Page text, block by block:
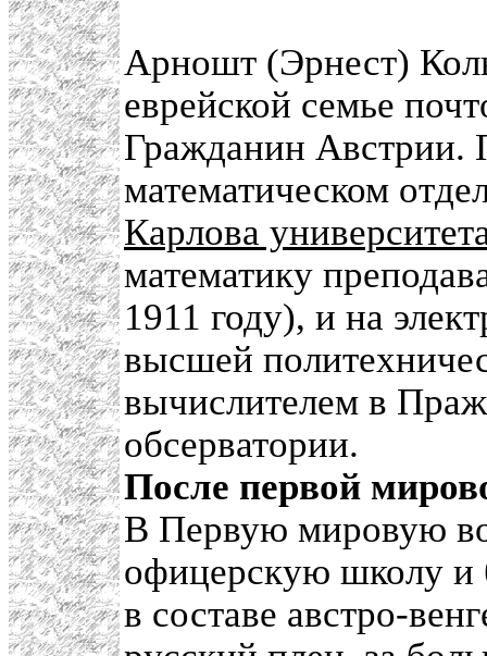
Арношт (Эрнест)
еврейской семье
Гражданин Австрии.
математическом
Карлова
математику
1911 году), и на
высшей
вычислителем в
обсерватории.
После первой
В Первую мировую
офицерскую школу и
в составе австро-